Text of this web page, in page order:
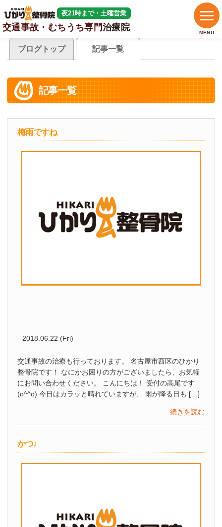
夜21時まで・土曜営業
交通事故・むちうち専門治療院
MENU
ブログトップ 記事一覧
記事一覧
梅雨ですね
2018.06.22 (Fri)
交通事故の治療も行っております。 名古屋市西区のひかり
整骨院です！ なにかお困りの方がございましたら、お気軽
にお問い合わせください。 こんにちは！ 受付の高尾です
(o^^o) 今日はカラッと晴れていますが、 雨が降る日も […]
続きを読む
かつ♩